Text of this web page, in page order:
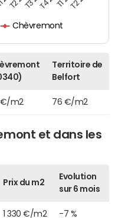
Chèvremont
Territoire de
Belfort
€/m2 76 €/m2
et dans les
Prix du m2
Evolution
sur 6 mois
1 330 €/m2 -7 %